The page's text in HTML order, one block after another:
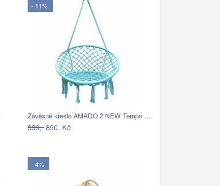
- 11%
Závěsné křeslo AMADO 2 NEW Tempo Kondela
999,-890,-Kč
- 4%